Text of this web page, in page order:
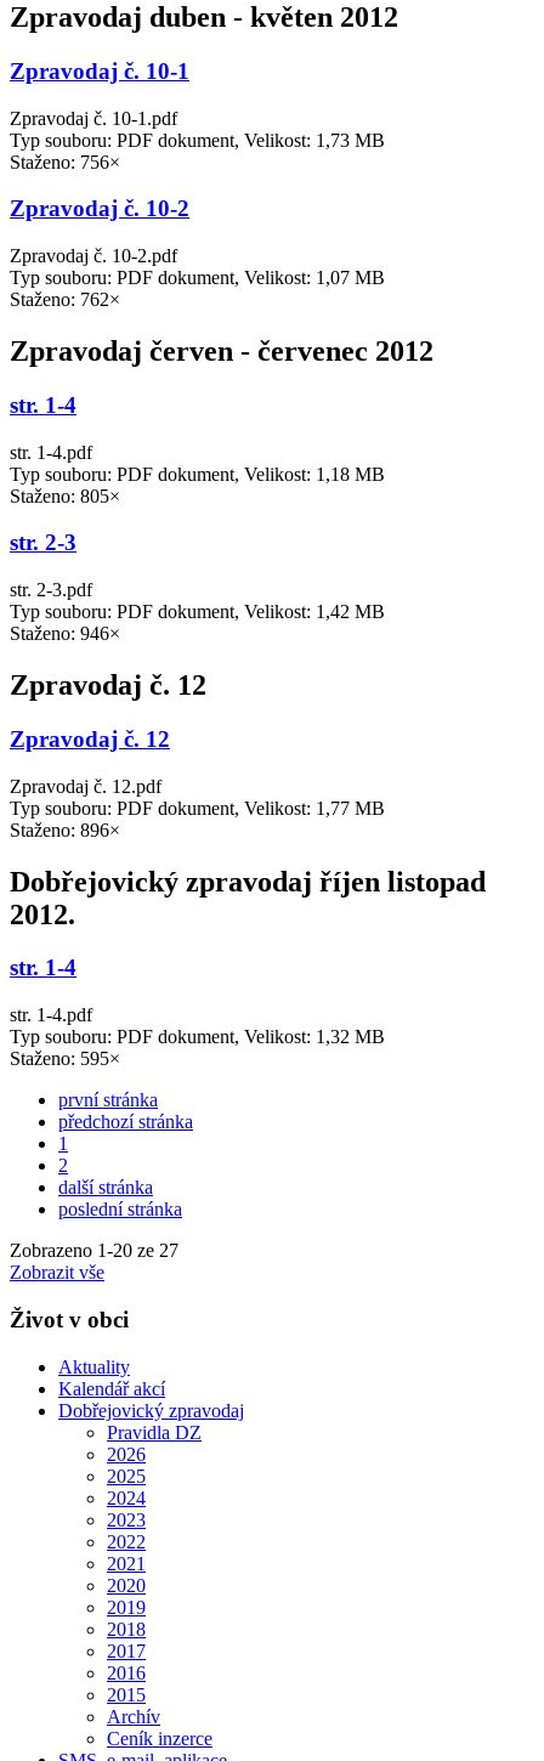
Zpravodaj duben - květen 2012
Zpravodaj č. 10-1
Zpravodaj č. 10-1.pdf
Typ souboru: PDF dokument, Velikost: 1,73 MB
Staženo: 756×
Zpravodaj č. 10-2
Zpravodaj č. 10-2.pdf
Typ souboru: PDF dokument, Velikost: 1,07 MB
Staženo: 762×
Zpravodaj červen - červenec 2012
str. 1-4
str. 1-4.pdf
Typ souboru: PDF dokument, Velikost: 1,18 MB
Staženo: 805×
str. 2-3
str. 2-3.pdf
Typ souboru: PDF dokument, Velikost: 1,42 MB
Staženo: 946×
Zpravodaj č. 12
Zpravodaj č. 12
Zpravodaj č. 12.pdf
Typ souboru: PDF dokument, Velikost: 1,77 MB
Staženo: 896×
Dobřejovický zpravodaj říjen listopad
2012.
str. 1-4
str. 1-4.pdf
Typ souboru: PDF dokument, Velikost: 1,32 MB
Staženo: 595×
první stránka
předchozí stránka
1
2
další stránka
poslední stránka
Zobrazeno 1-20 ze 27
Zobrazit vše
Život v obci
Aktuality
Kalendář akcí
Dobřejovický zpravodaj
Pravidla DZ
2026
2025
2024
2023
2022
2021
2020
2019
2018
2017
2016
2015
Archív
Ceník inzerce